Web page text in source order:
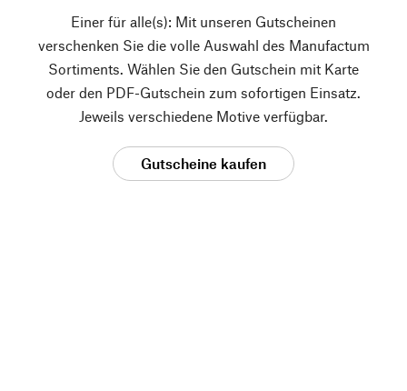
Einer für alle(s): Mit unseren Gutscheinen
verschenken Sie die volle Auswahl des Manufactum
Sortiments. Wählen Sie den Gutschein mit Karte
oder den PDF-Gutschein zum sofortigen Einsatz.
Jeweils verschiedene Motive verfügbar.
Gutscheine kaufen